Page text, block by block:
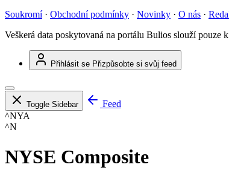
Soukromí · Obchodní podmínky · Novinky · O nás ·
Veškerá data poskytovaná na portálu Bulios slouží
Přihlásit se Přizpůsobte si svůj feed
Toggle Sidebar
Feed
^NYA
^N
NYSE Composite